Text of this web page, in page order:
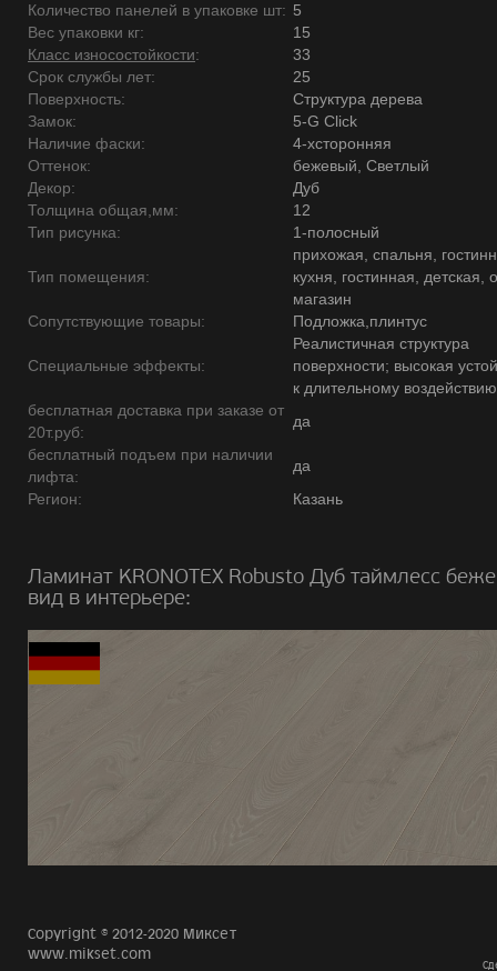
Количество панелей в упаковке шт: 5
Вес упаковки кг:
15
Класс износостойкости:
33
Срок службы лет:
25
Поверхность:
Структура дерева
Замок:
5-G Click
Наличие фаски:
4-хсторонняя
Оттенок:
бежевый, Светлый
Декор:
Дуб
Толщина общая,мм:
12
Тип рисунка:
1-полосный
Тип помещения:
прихожая, спальня,
кухня, гостинная, детская,
магазин
Сопутствующие товары:
Подложка,плинтус
Специальные эффекты:
Реалистичная структура
поверхности; высокая
к длительному
бесплатная доставка при заказе от
20т.руб:
да
бесплатный подъем при наличии
лифта:
да
Регион:
Казань
Ламинат KRONOTEX Robusto Дуб таймлесс
вид в интерьере:
Copyright © 2012-2020 Миксет
www.mikset.com